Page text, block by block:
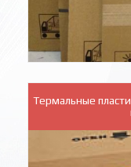
Термальные